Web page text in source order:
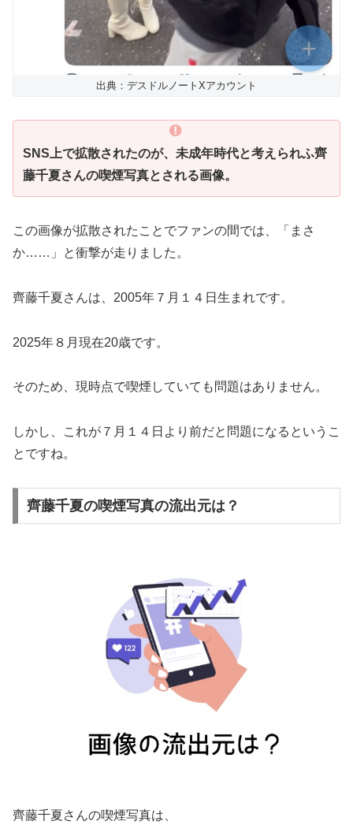
出典：デスドルノートXアカウント
SNS上で拡散されたのが、未成年時代と考えられふ齊
藤千夏さんの喫煙写真とされる画像。
この画像が拡散されたことでファンの間では、「まさ
か……」と衝撃が走りました。
齊藤千夏さんは、2005年７月１４日生まれです。
2025年８月現在20歳です。
そのため、現時点で喫煙していても問題はありません。
しかし、これが７月１４日より前だと問題になるというこ
とですね。
齊藤千夏の喫煙写真の流出元は？
齊藤千夏さんの喫煙写真は、